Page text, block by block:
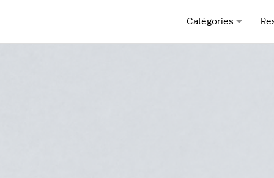
Catégories